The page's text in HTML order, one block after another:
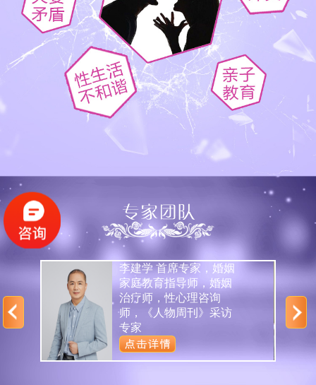
李建学 首席专家，婚姻
家庭教育指导师，婚姻
治疗师，性心理咨询
师，《人物周刊》采访
专家